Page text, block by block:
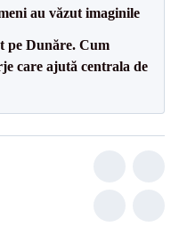
au văzut imaginile
pe Dunăre. Cum
care ajută centrala de